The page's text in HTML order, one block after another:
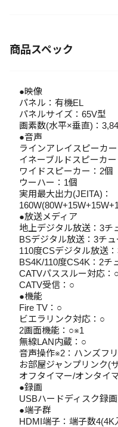
商品スペック
●映像
パネル：有機EL
パネルサイズ：65V型
画素数(水平×垂直)：
●音声
ラインアレイスピーカ
イネーブルドスピーカー
ワイドスピーカー：2個
ウーハー：1個
実用最大出力(JEITA)：
●放送メディア
地上デジタル放送：3チ
BSデジタル放送：3チュ
110度CSデジタル放送
BS4K/110度CS4K：2チ
CATVパススルー対応：○
CATV受信：○
●機能
Fire TV：○
ビエラリンク対応：○
2画面機能：○※1
無線LAN内蔵：○
音声操作※2：ハンズフ
お部屋ジャンプリンク(
オフタイマー/オンタイ
●録画
USBハードディスク録
●端子群
HDMI端子：端子数4(4K